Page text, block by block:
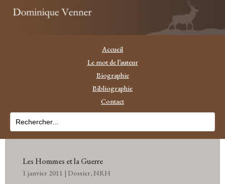
Accueil
Le mot de l’auteur
Biographie
Bibliographie
Contact
Les Hommes et la Guerre
1 janvier 2011 | Dossier,NRH